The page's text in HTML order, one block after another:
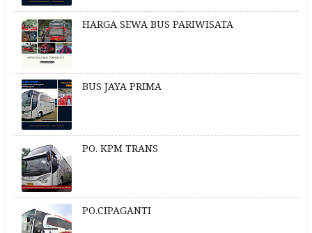
HARGA SEWA BUS PARIWISATA
BUS JAYA PRIMA
PO. KPM TRANS
PO.CIPAGANTI